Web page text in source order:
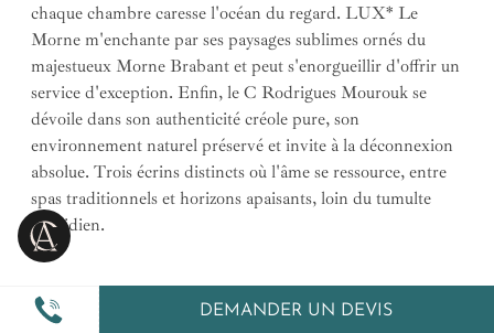
DEMANDER UN DEVIS
chaque chambre caresse l'océan du regard. LUX* Le
Morne m'enchante par ses paysages sublimes ornés du
majestueux Morne Brabant et peut s'enorgueillir d'offrir un
service d'exception. Enfin, le C Rodrigues Mourouk se
dévoile dans son authenticité créole pure, son
environnement naturel préservé et invite à la déconnexion
absolue. Trois écrins distincts où l'âme se ressource, entre
spas traditionnels et horizons apaisants, loin du tumulte
quotidien.